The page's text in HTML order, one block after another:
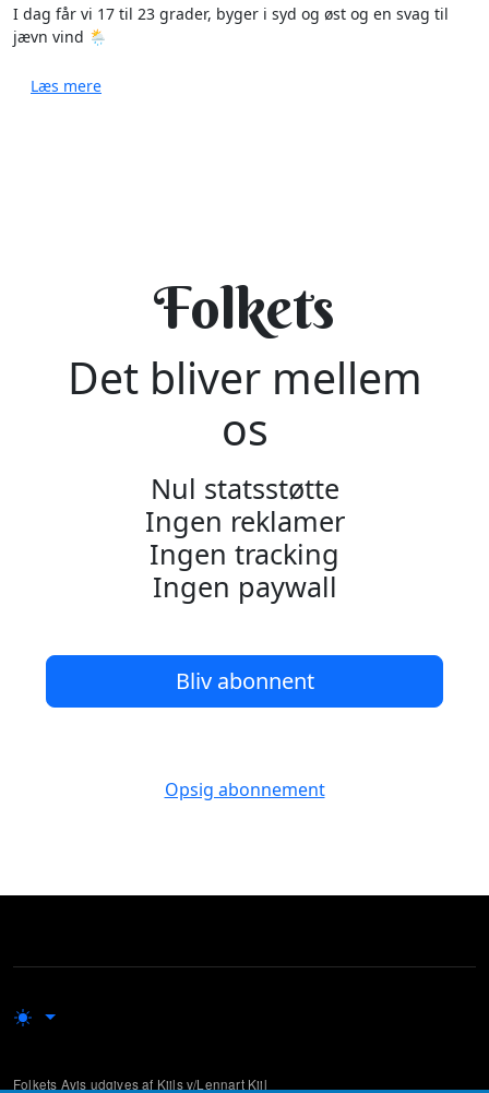
I dag får vi 17 til 23 grader, byger i syd og øst og en svag til
jævn vind 🌦️
Læs mereom Lunt sommervejr med sol og lokale byger -
Folkets
Det bliver mellem
os
Nul statsstøtte
Ingen reklamer
Ingen tracking
Ingen paywall
Bliv abonnent
Opsig abonnement
Folkets Avis udgives af Kiils v/Lennart Kiil